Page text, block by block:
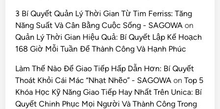
3 Bí Quyết Quản Lý Thời Gian Từ Tim Ferriss: Tăng
Năng Suất Và Cân Bằng Cuộc Sống - SAGOWA on
Quản Lý Thời Gian Hiệu Quả: Bí Quyết Lập Kế Hoạch
168 Giờ Mỗi Tuần Để Thành Công Và Hạnh Phúc
Làm Thế Nào Để Giao Tiếp Hấp Dẫn Hơn: Bí Quyết
Thoát Khỏi Cái Mác “Nhạt Nhẽo” - SAGOWA onTop 5
Khóa Học Kỹ Năng Giao Tiếp Hay Nhất Trên Unica: Bí
Quyết Chinh Phục Mọi Người Và Thành Công Trong